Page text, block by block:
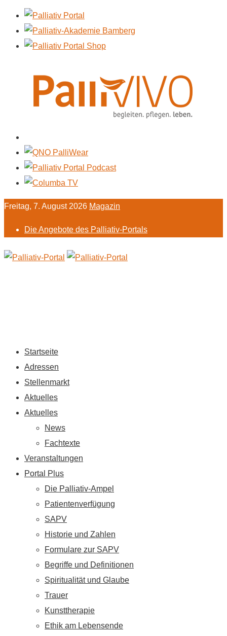
Freitag, 7. August 2026 Magazin
Die Angebote des Palliativ-Portals
Startseite
Adressen
Stellenmarkt
Aktuelles
Aktuelles
News
Fachtexte
Veranstaltungen
Portal Plus
Die Palliativ-Ampel
Patientenverfügung
SAPV
Historie und Zahlen
Formulare zur SAPV
Begriffe und Definitionen
Spiritualität und Glaube
Trauer
Kunsttherapie
Ethik am Lebensende